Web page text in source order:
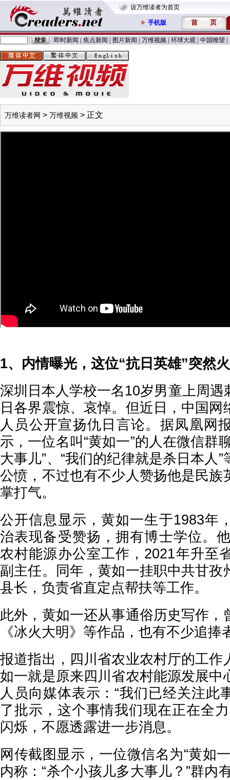
设万维读者为首页
手机版 首 页
即时新闻 焦点新闻 图片新闻 万维视频 环球大观 中国嘹望
万维读者网 > 万维视频 > 正文
1、内情曝光，这位“抗日英雄”突然
深圳日本人学校一名10岁男童上周遇
日各界震惊、哀悼。但近日，中国网
人员公开宣扬仇日言论。据凤凰网
示，一位名叫“黄如一”的人在微信群
大事儿”、“我们的纪律就是杀日本人
公愤，不过也有不少人赞扬他是民族
掌打气。
公开信息显示，黄如一生于1983年
治表现备受赞扬，拥有博士学位。
农村能源办公室工作，2021年升至
副主任。同年，黄如一挂职中共甘孜
县长，负责省直定点帮扶等工作。
此外，黄如一还从事通俗历史写作，
《冰火大明》等作品，也有不少追捧
报道指出，四川省农业农村厅的工作
如一就是原来四川省农村能源发展中
人员向媒体表示：“我们已经关注此
了批示，这个事情我们现在正在全
闪烁，不愿透露进一步消息。
网传截图显示，一位微信名为“黄如
内称：“杀个小孩儿多大事儿？”群内